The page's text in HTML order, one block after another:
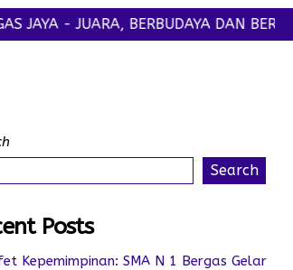
- JUARA, BERBUDAYA DAN
Search
Posts
Kepemimpinan: SMA N 1 Bergas Gelar